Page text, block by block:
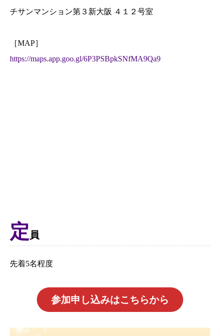
チサンマンション第３新大阪 ４１２号室
［MAP］
https://maps.app.goo.gl/6P3PSBpkSNfMA9Qa9
定 員
先着5名程度
参加申し込みはこちらから